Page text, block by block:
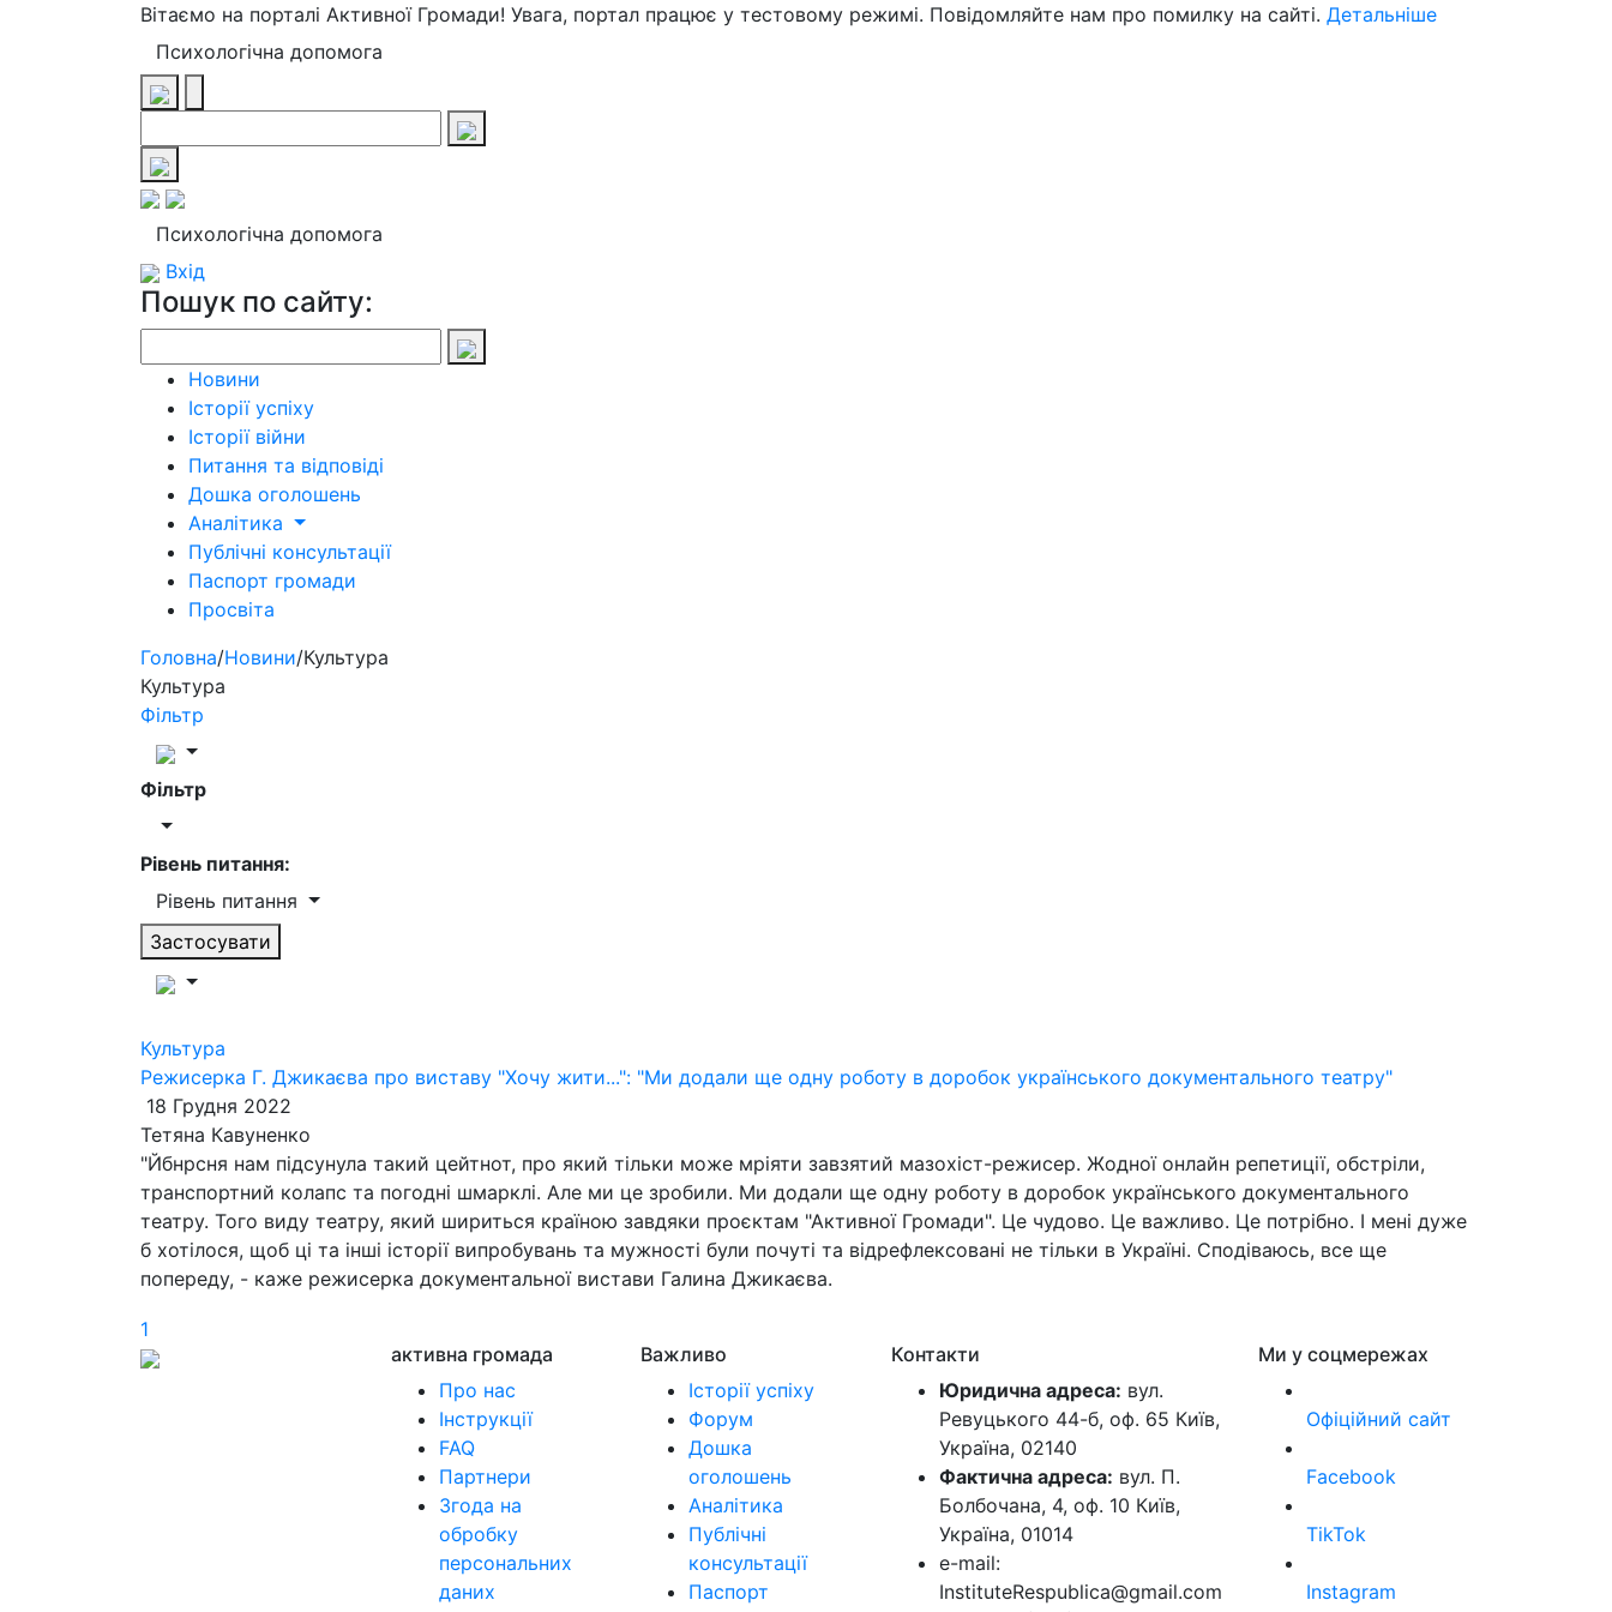
Вітаємо на порталі Активної Громади! Увага, портал працює у тестовому режимі. Повідомляйте нам про помилку на сайті. Детальніше
Психологічна допомога
Психологічна допомога
Вхід
Пошук по сайту:
Новини
Історії успіху
Історії війни
Питання та відповіді
Дошка оголошень
Аналітика
Публічні консультації
Паспорт громади
Просвіта
Головна/Новини/Культура
Культура
Фільтр
Фільтр
Рівень питання:
Рівень питання
Застосувати
Культура
Режисерка Г. Джикаєва про виставу "Хочу жити...": "Ми додали ще одну роботу в доробок українського документального театру"
18 Грудня 2022
Тетяна Кавуненко
"Йбнрсня нам підсунула такий цейтнот, про який тільки може мріяти завзятий мазохіст-режисер. Жодної онлайн репетиції, обстріли,
транспортний колапс та погодні шмарклі. Але ми це зробили. Ми додали ще одну роботу в доробок українського документального
театру. Того виду театру, який шириться країною завдяки проєктам "Активної Громади". Це чудово. Це важливо. Це потрібно. І мені дуже
б хотілося, щоб ці та інші історії випробувань та мужності були почуті та відрефлексовані не тільки в Україні. Сподіваюсь, все ще
попереду, - каже режисерка документальної вистави Галина Джикаєва.
1
активна громада
Про нас
Інструкції
FAQ
Партнери
Згода на
обробку
персональних
даних
Важливо
Історії успіху
Форум
Дошка
оголошень
Аналітика
Публічні
консультації
Паспорт
Контакти
Юридична адреса: вул.
Ревуцького 44-б, оф. 65 Київ,
Україна, 02140
Фактична адреса: вул. П.
Болбочана, 4, оф. 10 Київ,
Україна, 01014
e-mail:
InstituteRespublica@gmail.com
Ми у соцмережах
Офіційний сайт
Facebook
TikTok
Instagram